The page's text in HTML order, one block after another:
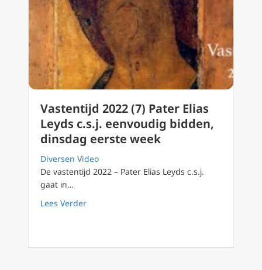
Vastentijd 2022 (7) Pater Elias
Leyds c.s.j. eenvoudig bidden,
dinsdag eerste week
Diversen Video
De vastentijd 2022 – Pater Elias Leyds c.s.j.
gaat in…
Lees Verderabout Vastentijd 2022 (7) Pater Elias Leyds